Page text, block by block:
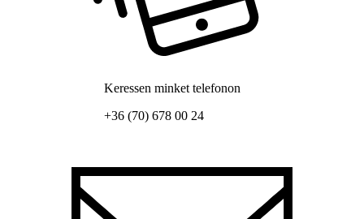
Keressen minket telefonon
+36 (70) 678 00 24